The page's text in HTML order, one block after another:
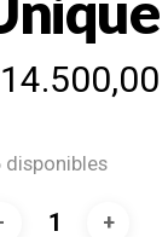
14.500,00
disponibles